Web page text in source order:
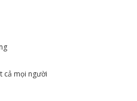
cả mọi người